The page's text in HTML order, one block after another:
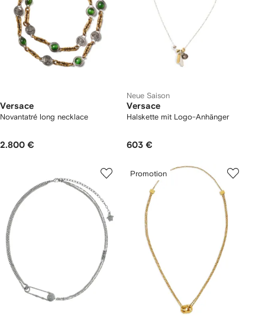
Versace
Novantatré long necklace
2.800 €
Neue Saison
Versace
Halskette mit Logo-Anhänger
603 €
Promotion